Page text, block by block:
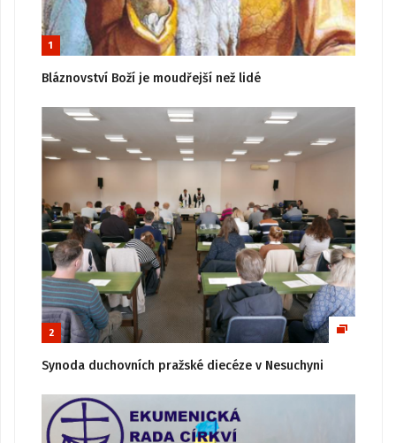
1
Bláznovství Boží je moudřejší než lidé
2
Synoda duchovních pražské diecéze v Nesuchyni